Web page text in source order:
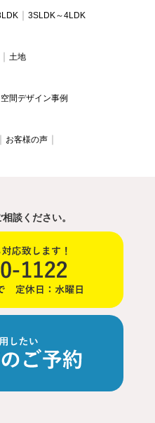
3SLDK～4LDK
土地
空間デザイン事例
お客様の声
談ください。